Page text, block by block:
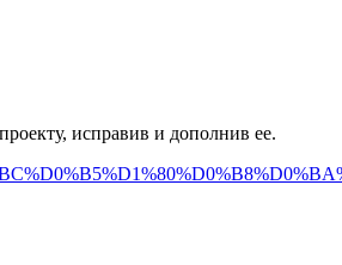
исправив и дополнив ее.